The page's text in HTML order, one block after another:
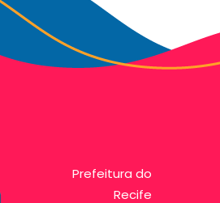
Prefeitura do
Recife